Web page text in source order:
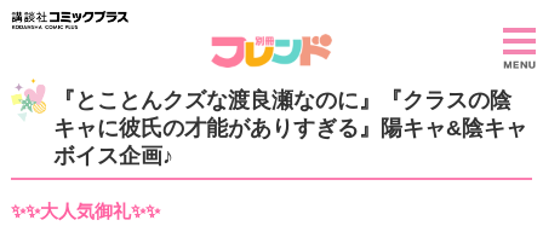
『とことんクズな渡良瀬なのに』『クラスの陰
キャに彼氏の才能がありすぎる』陽キャ&陰キャ
ボイス企画♪
✨✨大人気御礼✨✨